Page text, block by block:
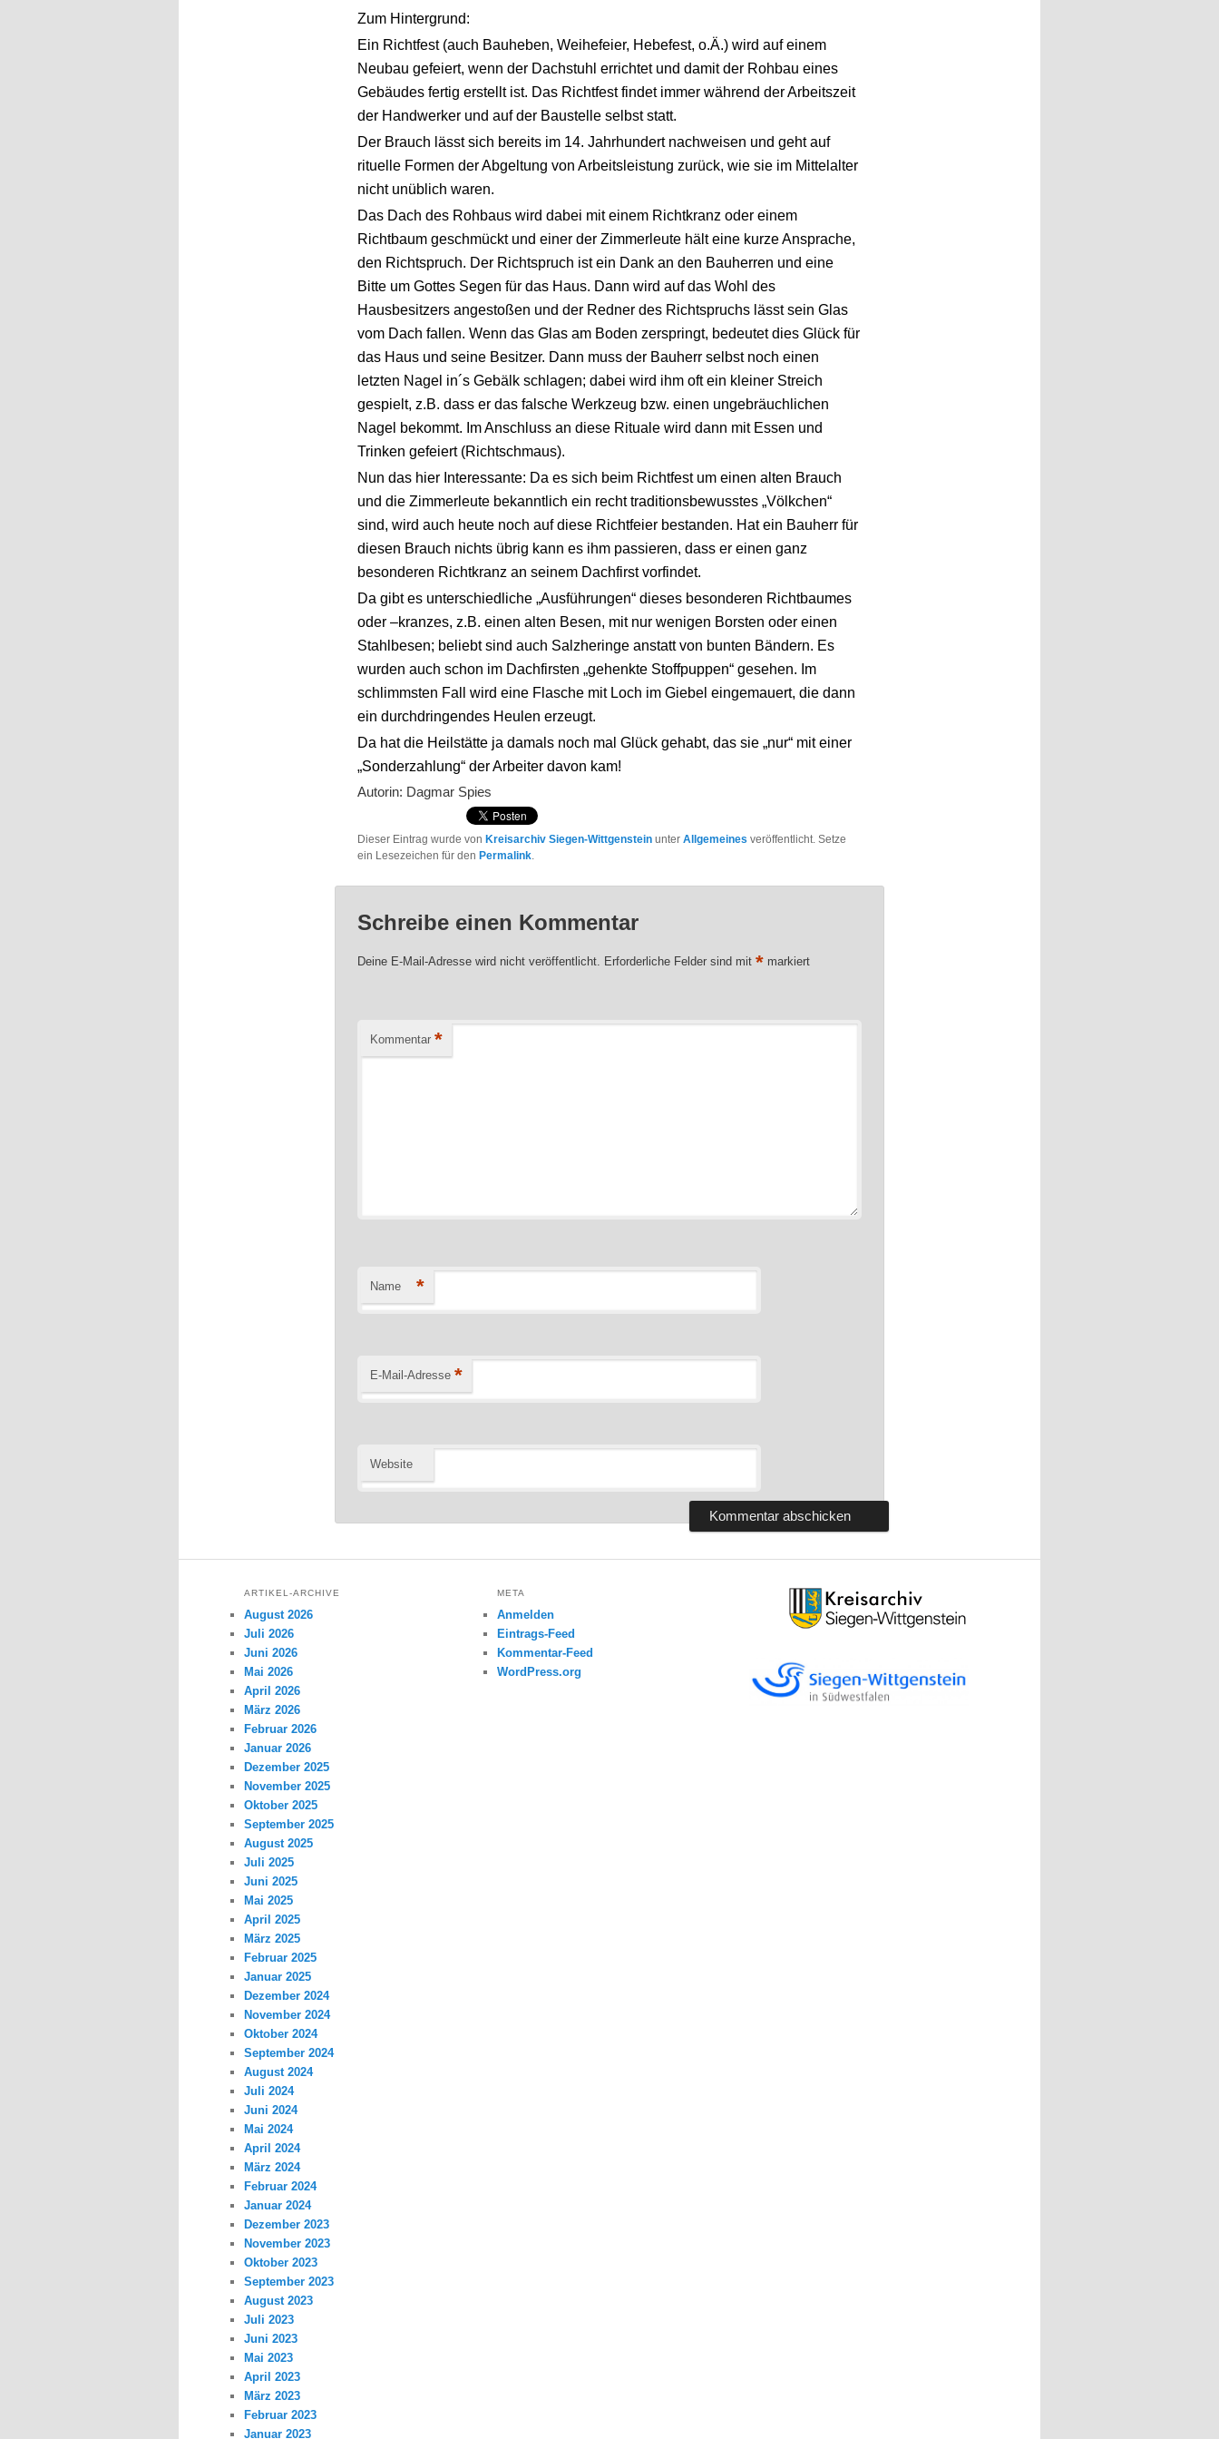
Zum Hintergrund:
Ein Richtfest (auch Bauheben, Weihefeier, Hebefest, o.Ä.) wird auf einem
Neubau gefeiert, wenn der Dachstuhl errichtet und damit der Rohbau eines
Gebäudes fertig erstellt ist. Das Richtfest findet immer während der Arbeitszeit
der Handwerker und auf der Baustelle selbst statt.
Der Brauch lässt sich bereits im 14. Jahrhundert nachweisen und geht auf
rituelle Formen der Abgeltung von Arbeitsleistung zurück, wie sie im Mittelalter
nicht unüblich waren.
Das Dach des Rohbaus wird dabei mit einem Richtkranz oder einem
Richtbaum geschmückt und einer der Zimmerleute hält eine kurze Ansprache,
den Richtspruch. Der Richtspruch ist ein Dank an den Bauherren und eine
Bitte um Gottes Segen für das Haus. Dann wird auf das Wohl des
Hausbesitzers angestoßen und der Redner des Richtspruchs lässt sein Glas
vom Dach fallen. Wenn das Glas am Boden zerspringt, bedeutet dies Glück für
das Haus und seine Besitzer. Dann muss der Bauherr selbst noch einen
letzten Nagel in´s Gebälk schlagen; dabei wird ihm oft ein kleiner Streich
gespielt, z.B. dass er das falsche Werkzeug bzw. einen ungebräuchlichen
Nagel bekommt. Im Anschluss an diese Rituale wird dann mit Essen und
Trinken gefeiert (Richtschmaus).
Nun das hier Interessante: Da es sich beim Richtfest um einen alten Brauch
und die Zimmerleute bekanntlich ein recht traditionsbewusstes „Völkchen“
sind, wird auch heute noch auf diese Richtfeier bestanden. Hat ein Bauherr für
diesen Brauch nichts übrig kann es ihm passieren, dass er einen ganz
besonderen Richtkranz an seinem Dachfirst vorfindet.
Da gibt es unterschiedliche „Ausführungen“ dieses besonderen Richtbaumes
oder –kranzes, z.B. einen alten Besen, mit nur wenigen Borsten oder einen
Stahlbesen; beliebt sind auch Salzheringe anstatt von bunten Bändern. Es
wurden auch schon im Dachfirsten „gehenkte Stoffpuppen“ gesehen. Im
schlimmsten Fall wird eine Flasche mit Loch im Giebel eingemauert, die dann
ein durchdringendes Heulen erzeugt.
Da hat die Heilstätte ja damals noch mal Glück gehabt, das sie „nur“ mit einer
„Sonderzahlung“ der Arbeiter davon kam!
Autorin: Dagmar Spies
Dieser Eintrag wurde von Kreisarchiv Siegen-Wittgenstein unterAllgemeines veröffentlicht. Setze
ein Lesezeichen für den Permalink.
Schreibe einen Kommentar
Deine E-Mail-Adresse wird nicht veröffentlicht. Erforderliche Felder sind mit* markiert
Kommentar *
Name *
E-Mail-Adresse *
Website
ARTIKEL-ARCHIVE
August 2026
Juli 2026
Juni 2026
Mai 2026
April 2026
März 2026
Februar 2026
Januar 2026
Dezember 2025
November 2025
Oktober 2025
September 2025
August 2025
Juli 2025
Juni 2025
Mai 2025
April 2025
März 2025
Februar 2025
Januar 2025
Dezember 2024
November 2024
Oktober 2024
September 2024
August 2024
Juli 2024
Juni 2024
Mai 2024
April 2024
März 2024
Februar 2024
Januar 2024
Dezember 2023
November 2023
Oktober 2023
September 2023
August 2023
Juli 2023
Juni 2023
Mai 2023
April 2023
März 2023
Februar 2023
Januar 2023
META
Anmelden
Eintrags-Feed
Kommentar-Feed
WordPress.org